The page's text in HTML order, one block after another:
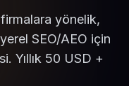
yönelik,
SEO/AEO için
Yıllık 50 USD +